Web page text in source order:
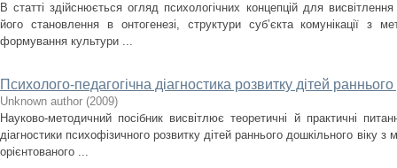
В статті здійснюється огляд психологічних концепцій для
його становлення в онтогенезі, структури суб’єкта комунікації з
формування культури ...
Психолого-педагогічна діагностика розвитку дітей
Unknown author (2009)
Науково-методичний посібник висвітлює теоретичні й практичні
діагностики психофізичного розвитку дітей раннього дошкільного віку
орієнтованого ...